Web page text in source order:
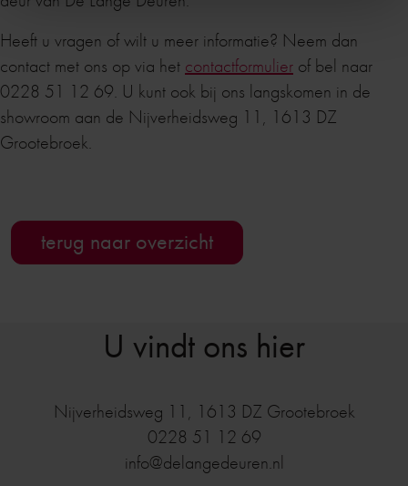
Heeft u vragen of wilt u meer informatie? Neem dan
contact met ons op via het contactformulier of bel naar
0228 51 12 69. U kunt ook bij ons langskomen in de
showroom aan de Nijverheidsweg 11, 1613 DZ
Grootebroek.
terug naar overzicht
U vindt ons hier
Nijverheidsweg 11 , 1613 DZ Grootebroek
0228 51 12 69
info@delangedeuren.nl